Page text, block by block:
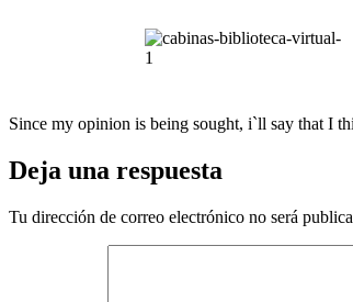
Since my opinion is being sought, i`ll say that I
Deja una respuesta
Tu dirección de correo electrónico no será